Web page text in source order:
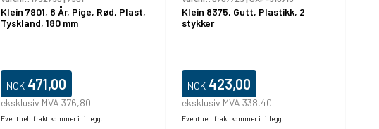
Klein 7901, 8 År, Pige, Rød, Plast,
Tyskland, 180 mm
NOK 471,00
eksklusiv MVA 376,80
Eventuelt frakt kommer i tillegg.
Klein 8375, Gutt, Plastikk, 2
stykker
NOK 423,00
eksklusiv MVA 338,40
Eventuelt frakt kommer i tillegg.